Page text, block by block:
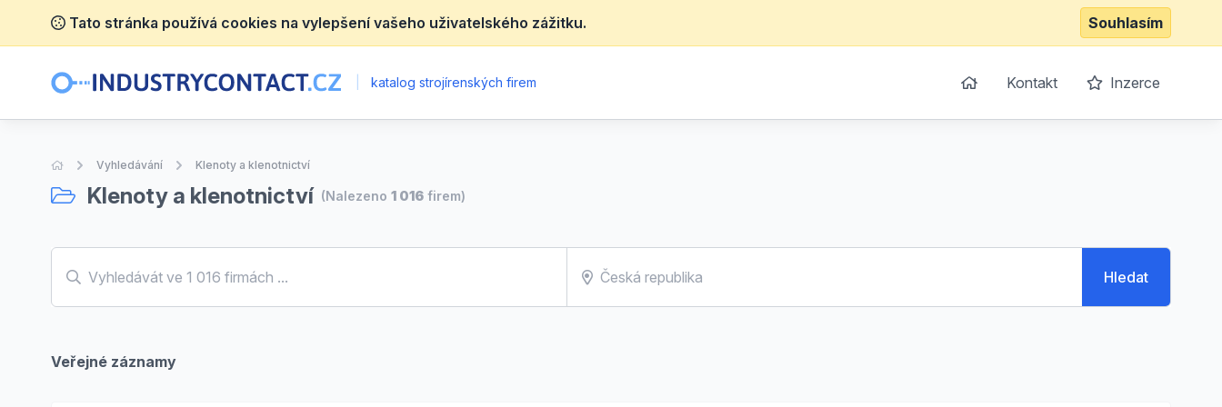
Tato stránka používá cookies na vylepšení vašeho uživatelského zážitku. Souhlasím
katalog strojírenských firem Kontakt Inzerce
Úvodní stránka
Vyhledávání Klenoty a klenotnictví
Klenoty a klenotnictví (Nalezeno 1 016 firem)
Hledat
Veřejné záznamy